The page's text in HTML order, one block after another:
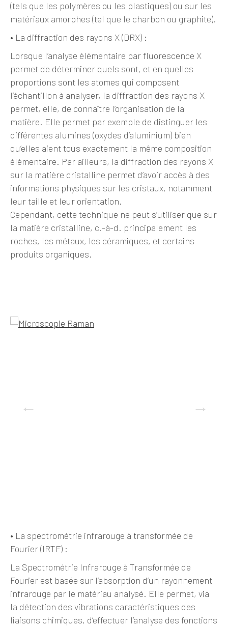
(tels que les polymères ou les plastiques) ou sur les
matériaux amorphes (tel que le charbon ou graphite).
• La diffraction des rayons X (DRX) :
Lorsque l’analyse élémentaire par fluorescence X
permet de déterminer quels sont, et en quelles
proportions sont les atomes qui composent
l’échantillon à analyser, la diffraction des rayons X
permet, elle, de connaître l’organisation de la
matière. Elle permet par exemple de distinguer les
différentes alumines (oxydes d’aluminium) bien
qu’elles aient tous exactement la même composition
élémentaire. Par ailleurs, la diffraction des rayons X
sur la matière cristalline permet d’avoir accès à des
informations physiques sur les cristaux, notamment
leur taille et leur orientation.
Cependant, cette technique ne peut s’utiliser que sur
la matière cristalline, c.-à-d. principalement les
roches, les métaux, les céramiques, et certains
produits organiques.
• La spectrométrie infrarouge à transformée de
Fourier (IRTF) :
La Spectrométrie Infrarouge à Transformée de
Fourier est basée sur l’absorption d’un rayonnement
infrarouge par le matériau analysé. Elle permet, via
la détection des vibrations caractéristiques des
liaisons chimiques, d’effectuer l’analyse des fonctions